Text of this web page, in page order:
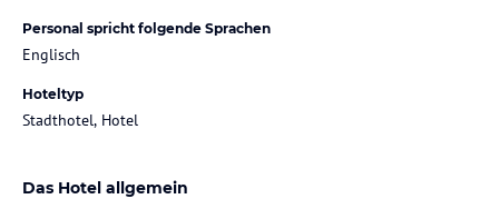
Personal spricht folgende Sprachen
Englisch
Hoteltyp
Stadthotel, Hotel
Das Hotel allgemein